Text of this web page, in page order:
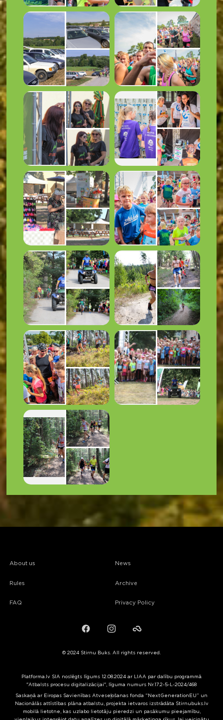
About us
Rules
FAQ
News
Archive
Privacy Policy
FacebookInstagramFailiem.lv
© 2024 Stirnu Buks. All rights reserved.
Platforma.lv SIA noslēgts līgums 12.08.2024 ar LIAA par dalību programmā
"Atbalsts procesu digitalizācijai", līguma numurs Nr.17.2-5-L-2024/468
Saskaņā ar Eiropas Savienības Atveseļošanas fonda “NextGenerationEU” un
Nacionālās attīstības plāna atbalstu, projekta ietvaros izstrādāta Stirnubuks.lv
mobilā lietotne, kas uzlabo lietotāju pieredzi un pasākumu pieejamību,